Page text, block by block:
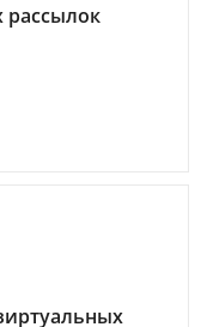
рассылок